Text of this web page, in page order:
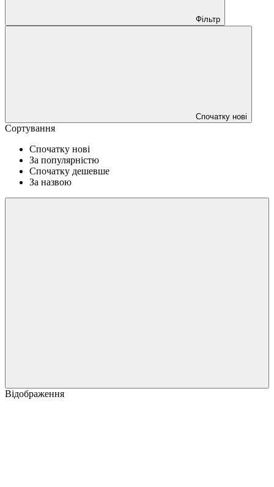
Фільтр
Спочатку нові
Сортування
Спочатку нові
За популярністю
Спочатку дешевше
За назвою
Відображення